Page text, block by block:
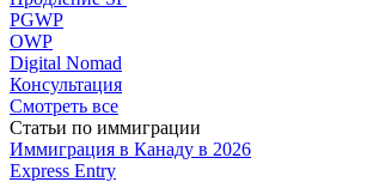
PGWP
OWP
Digital Nomad
Консультация
Смотреть все
Статьи по иммиграции
Иммиграция в Канаду в 2026
Express Entry